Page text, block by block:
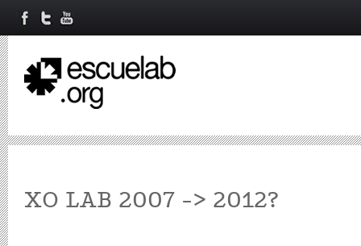
XO LAB 2007 -> 2012?